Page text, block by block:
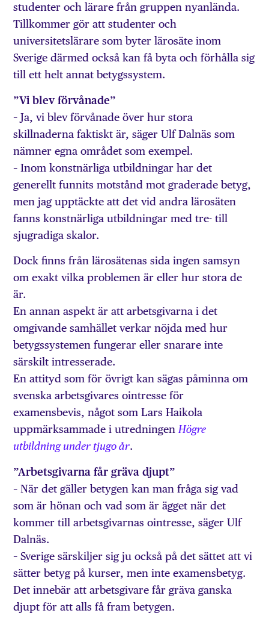
studenter och lärare från gruppen nyanlända.
Tillkommer gör att studenter och
universitetslärare som byter lärosäte inom
Sverige därmed också kan få byta och förhålla sig
till ett helt annat betygssystem.
”Vi blev förvånade”
– Ja, vi blev förvånade över hur stora
skillnaderna faktiskt är, säger Ulf Dalnäs som
nämner egna området som exempel.
– Inom konstnärliga utbildningar har det
generellt funnits motstånd mot graderade betyg,
men jag upptäckte att det vid andra lärosäten
fanns konstnärliga utbildningar med tre- till
sjugradiga skalor.
Dock finns från lärosätenas sida ingen samsyn
om exakt vilka problemen är eller hur stora de
är.
En annan aspekt är att arbetsgivarna i det
omgivande samhället verkar nöjda med hur
betygssystemen fungerar eller snarare inte
särskilt intresserade.
En attityd som för övrigt kan sägas påminna om
svenska arbetsgivares ointresse för
examensbevis, något som Lars Haikola
uppmärksammade i utredningenHögre
utbildning under tjugoår.
”Arbetsgivarna får gräva djupt”
– När det gäller betygen kan man fråga sig vad
som är hönan och vad som är ägget när det
kommer till arbetsgivarnas ointresse, säger Ulf
Dalnäs.
– Sverige särskiljer sig ju också på det sättet att vi
sätter betyg på kurser, men inte examensbetyg.
Det innebär att arbetsgivare får gräva ganska
djupt för att alls få fram betygen.